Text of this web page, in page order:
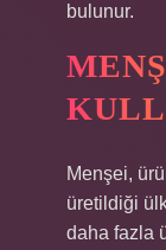
bulunur.
Menşei,
üretildiği
daha fazla